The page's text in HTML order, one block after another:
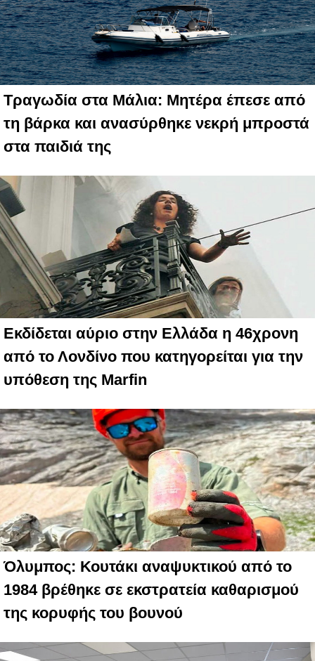
Τραγωδία στα Μάλια: Μητέρα έπεσε από
τη βάρκα και ανασύρθηκε νεκρή μπροστά
στα παιδιά της
Εκδίδεται αύριο στην Ελλάδα η 46χρονη
από το Λονδίνο που κατηγορείται για την
υπόθεση της Marfin
Όλυμπος: Κουτάκι αναψυκτικού από το
1984 βρέθηκε σε εκστρατεία καθαρισμού
της κορυφής του βουνού